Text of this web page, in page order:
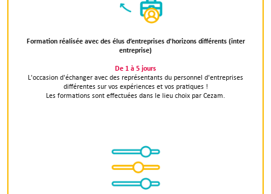
Formation réalisée avec des élus d’entreprises d'horizons différents (inter
entreprise)
De 1 à 5 jours
L'occasion d'échanger avec des représentants du personnel d'entreprises
différentes sur vos expériences et vos pratiques !
Les formations sont effectuées dans le lieu choix par Cezam.